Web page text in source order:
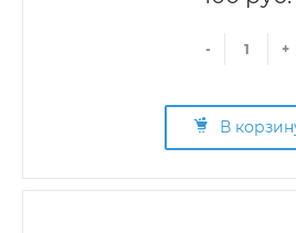
- +
В